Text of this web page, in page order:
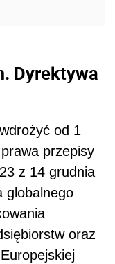
Dyrektywa
od 1
przepisy
z 14 grudnia
globalnego
oraz